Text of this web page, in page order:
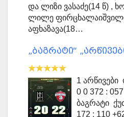
და ლიზი ვასაძე(14 წ) ,
ლილე
აფხაზავა(18…
„ბაგრატი“
1 არწივები
0 0 372 :
ბაგრატი
172 : 110